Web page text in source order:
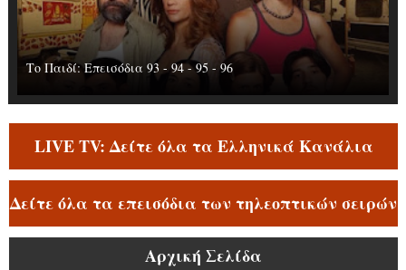
Το Παιδί: Επεισόδια 93 - 94 - 95 - 96
LIVE TV: Δείτε όλα τα Ελληνικά Κανάλια
Δείτε όλα τα επεισόδια των τηλεοπτικών σειρών
Αρχική Σελίδα